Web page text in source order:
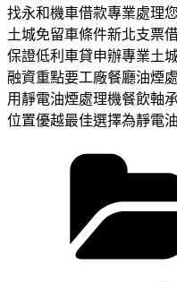
找永和機車借款專業處理
土城免留車條件新北支票
保證低利車貸申辦專業土
融資重點要工廠餐廳油煙
用靜電油煙處理機餐飲軸
位置優越最佳選擇為靜電